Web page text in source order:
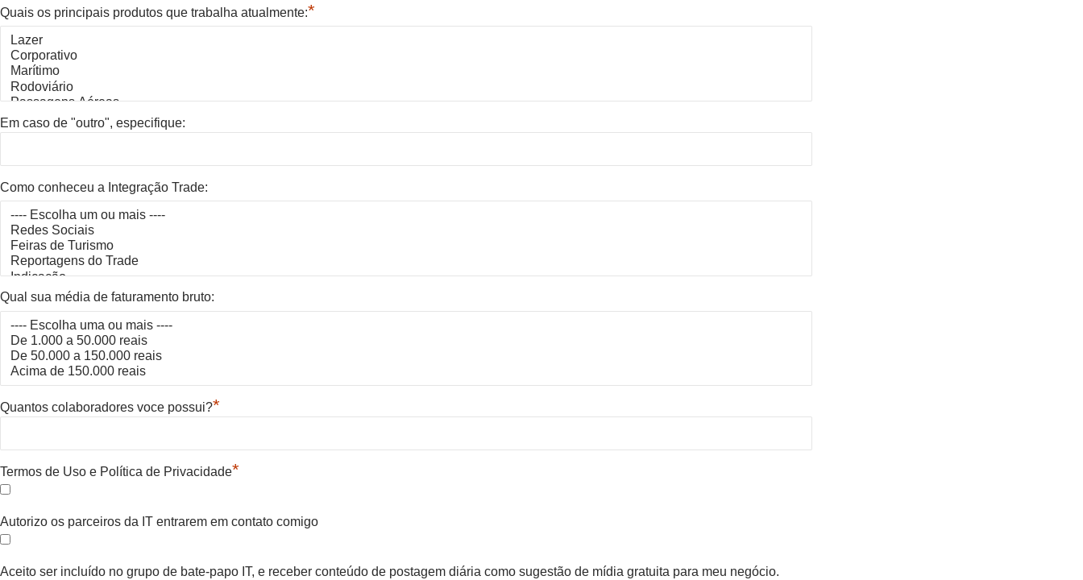
Quais os principais produtos que trabalha atualmente:*
Em caso de "outro", especifique:
Como conheceu a Integração Trade:
Qual sua média de faturamento bruto:
Quantos colaboradores voce possui?*
Termos de Uso e Política de Privacidade*
Autorizo os parceiros da IT entrarem em contato comigo
Aceito ser incluído no grupo de bate-papo IT, e receber conteúdo de postagem diária como sugestão de mídia gratuita para meu negócio.